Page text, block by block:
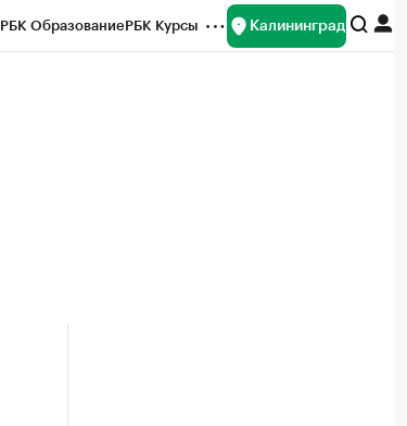
РБК ОбразованиеРБК Курсы Калининград